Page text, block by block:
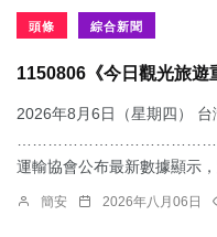
頭條 綜合新聞
1150806《今日觀光旅遊
2026年8月6日（星期四）
………………………………………
運輸協會公布最新數據顯示
簡安 2026年八月06日